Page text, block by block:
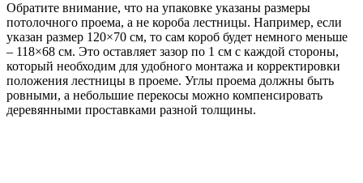
Обратите внимание, что на упаковке указаны размеры
потолочного проема, а не короба лестницы. Например, если
указан размер 120×70 см, то сам короб будет немного меньше
– 118×68 см. Это оставляет зазор по 1 см с каждой стороны,
который необходим для удобного монтажа и корректировки
положения лестницы в проеме. Углы проема должны быть
ровными, а небольшие перекосы можно компенсировать
деревянными проставками разной толщины.